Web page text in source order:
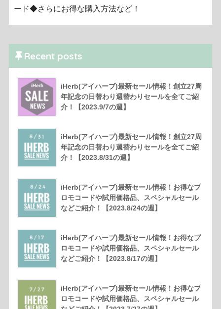
ード◆さらにお得な購入方法など！
Recent posts
iHerb(アイハーブ)最新セール情報！創立27周
年記念の日替わり週替わりセールを全てご紹
介！【2023.9/7の週】
iHerb(アイハーブ)最新セール情報！創立27周
年記念の日替わり週替わりセールを全てご紹
介！【2023.8/31の週】
iHerb(アイハーブ)最新セール情報！お得なプ
ロモコードや試用価格品、スペシャルセール
などご紹介！【2023.8/24の週】
iHerb(アイハーブ)最新セール情報！お得なプ
ロモコードや試用価格品、スペシャルセール
などご紹介！【2023.8/17の週】
iHerb(アイハーブ)最新セール情報！お得なプ
ロモコードや試用価格品、スペシャルセール